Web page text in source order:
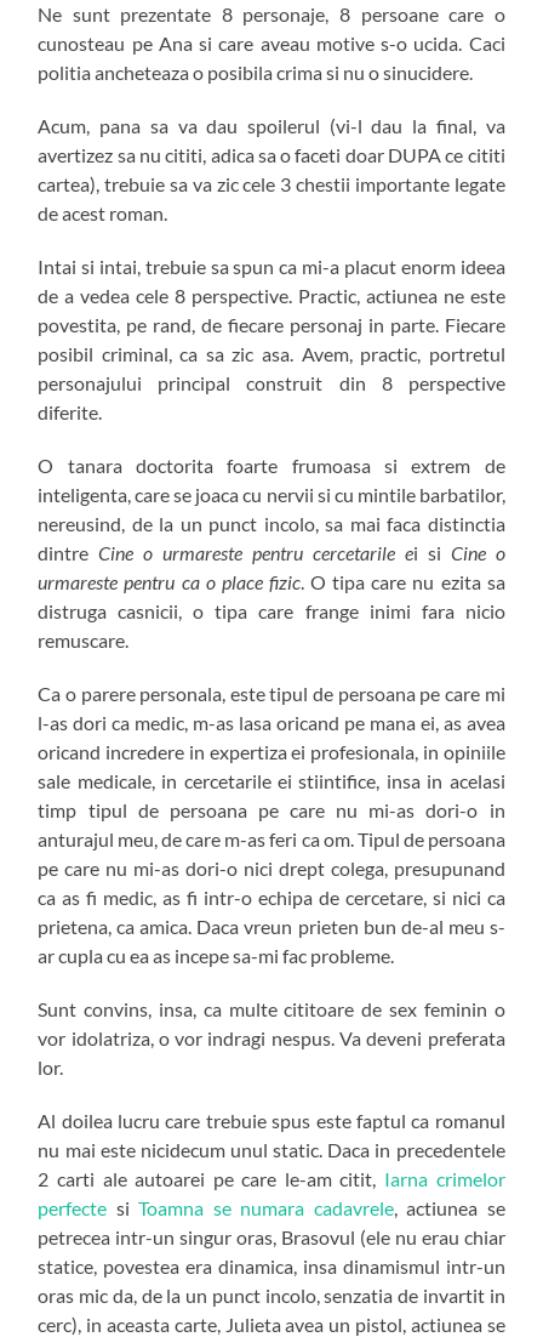
Ne sunt prezentate 8 personaje, 8 persoane care o
cunosteau pe Ana si care aveau motive s-o ucida. Caci
politia ancheteaza o posibila crima si nu o sinucidere.
Acum, pana sa va dau spoilerul (vi-l dau la final, va
avertizez sa nu cititi, adica sa o faceti doar DUPA ce cititi
cartea), trebuie sa va zic cele 3 chestii importante legate
de acest roman.
Intai si intai, trebuie sa spun ca mi-a placut enorm ideea
de a vedea cele 8 perspective. Practic, actiunea ne este
povestita, pe rand, de fiecare personaj in parte. Fiecare
posibil criminal, ca sa zic asa. Avem, practic, portretul
personajului principal construit din 8 perspective
diferite.
O tanara doctorita foarte frumoasa si extrem de
inteligenta, care se joaca cu nervii si cu mintile barbatilor,
nereusind, de la un punct incolo, sa mai faca distinctia
dintreCine o urmareste pentru cercetarile ei si Cine o
urmareste pentru ca o place fizic. O tipa care nu ezita sa
distruga casnicii, o tipa care frange inimi fara nicio
remuscare.
Ca o parere personala, este tipul de persoana pe care mi
l-as dori ca medic, m-as lasa oricand pe mana ei, as avea
oricand incredere in expertiza ei profesionala, in opiniile
sale medicale, in cercetarile ei stiintifice, insa in acelasi
timp tipul de persoana pe care nu mi-as dori-o in
anturajul meu, de care m-as feri ca om. Tipul de persoana
pe care nu mi-as dori-o nici drept colega, presupunand
ca as fi medic, as fi intr-o echipa de cercetare, si nici ca
prietena, ca amica. Daca vreun prieten bun de-al meu s-
ar cupla cu ea as incepe sa-mi fac probleme.
Sunt convins, insa, ca multe cititoare de sex feminin o
vor idolatriza, o vor indragi nespus. Va deveni preferata
lor.
Al doilea lucru care trebuie spus este faptul ca romanul
nu mai este nicidecum unul static. Daca in precedentele
2 carti ale autoarei pe care le-am citit, Iarna crimelor
perfecte siToamna se numara cadavrele, actiunea se
petrecea intr-un singur oras, Brasovul (ele nu erau chiar
statice, povestea era dinamica, insa dinamismul intr-un
oras mic da, de la un punct incolo, senzatia de invartit in
cerc), in aceasta carte, Julieta avea un pistol, actiunea se